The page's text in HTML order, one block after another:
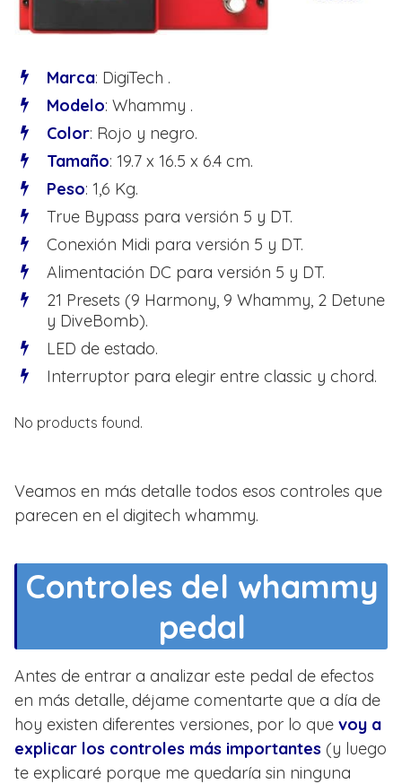
Marca: DigiTech .
Modelo: Whammy .
Color: Rojo y negro.
Tamaño: 19.7 x 16.5 x 6.4 cm.
Peso: 1,6 Kg.
True Bypass para versión 5 y DT.
Conexión Midi para versión 5 y DT.
Alimentación DC para versión 5 y DT.
21 Presets (9 Harmony, 9 Whammy, 2 Detune
y DiveBomb).
LED de estado.
Interruptor para elegir entre classic y chord.
No products found.
Veamos en más detalle todos esos controles que
parecen en el digitech whammy.
Controles del whammy
pedal
Antes de entrar a analizar este pedal de efectos
en más detalle, déjame comentarte que a día de
hoy existen diferentes versiones, por lo que voy a
explicar los controles más importantes (y luego
te explicaré porque me quedaría sin ninguna